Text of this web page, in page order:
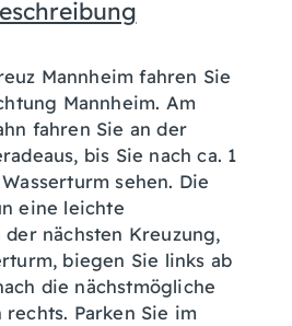
Mannheim fahren Sie
Mannheim. Am
fahren Sie an der
bis Sie nach ca. 1
sehen. Die
eine leichte
der nächsten Kreuzung,
biegen Sie links ab
die nächstmögliche
Parken Sie im